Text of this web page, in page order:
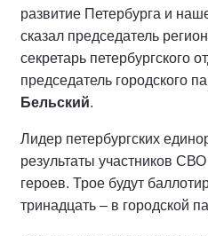
развитие Петербурга и
сказал председатель
секретарь петербургского
председатель городского
Бельский.
Лидер петербургских
результаты участников
героев. Трое будут
тринадцать – в городской